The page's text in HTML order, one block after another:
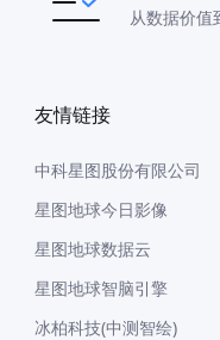
从数据价值
友情链接
中科星图股份有限公司
星图地球今日影像
星图地球数据云
星图地球智脑引擎
冰柏科技(中测智绘)